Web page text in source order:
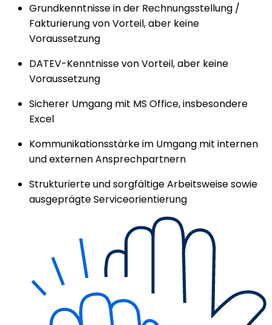
Grundkenntnisse in der Rechnungsstellung /
Fakturierung von Vorteil, aber keine
Voraussetzung
DATEV-Kenntnisse von Vorteil, aber keine
Voraussetzung
Sicherer Umgang mit MS Office, insbesondere
Excel
Kommunikationsstärke im Umgang mit internen
und externen Ansprechpartnern
Strukturierte und sorgfältige Arbeitsweise sowie
ausgeprägte Serviceorientierung